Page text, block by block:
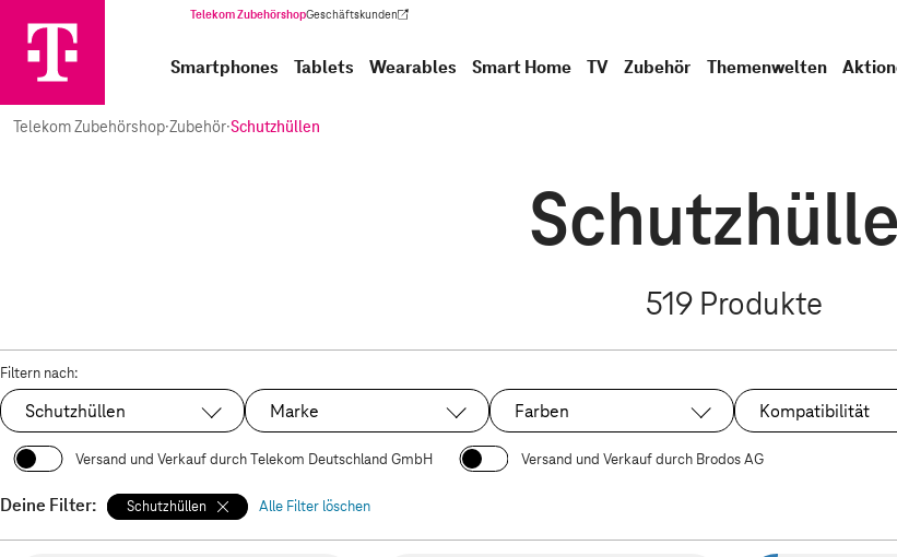
Telekom ZubehörshopGeschäftskunden
(Wird in einem neuen Tab geöffnet)
Smartphones Tablets Wearables Smart Home TV Zubehör Themenwelten
Telekom Zubehörshop·Zubehör·Schutzhüllen
519 Produkte
Filtern nach:
Ausgewählt:
Schutzhüllen Marke Farben Kompatibilität
Versand und Verkauf durch Telekom Deutschland GmbH Versand und Verkauf durch Brodos AG
Deine Filter: Schutzhüllen Alle Filter löschen